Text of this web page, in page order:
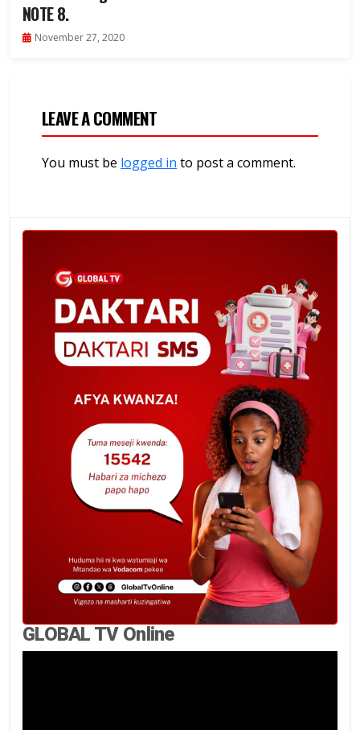
NOTE 8.
November 27, 2020
LEAVE A COMMENT
You must be logged in to post a comment.
GLOBAL TV Online